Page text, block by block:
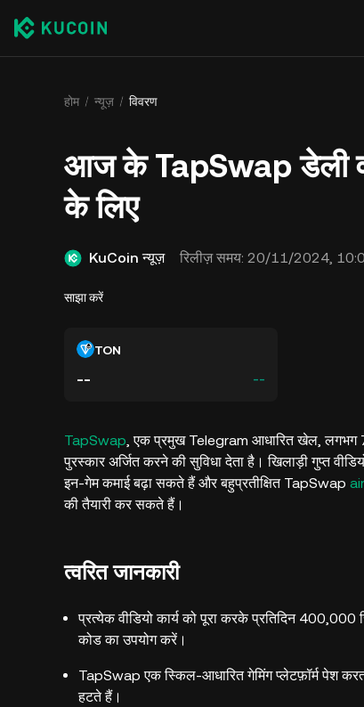
होम न्यूज़ विवरण
आज के TapSwap डेली
के लिए
KuCoin न्यूज़ रिलीज़ समय: 20/11/2024,
साझा करें
TON
-- --
TapSwap, एक प्रमुख Telegram आधारित खेल, लगभग
पुरस्कार अर्जित करने की सुविधा देता है। खिलाड़ी गुप्त
इन-गेम कमाई बढ़ा सकते हैं और बहुप्रतीक्षित TapSwap
की तैयारी कर सकते हैं।
त्वरित जानकारी
प्रत्येक वीडियो कार्य को पूरा करके प्रतिदिन
कोड का उपयोग करें।
TapSwap एक स्किल-आधारित गेमिंग प्लेटफ़ॉर्म पेश
हटते हैं।